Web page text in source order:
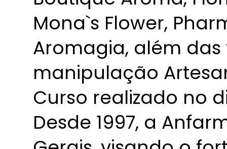
Mona`s Flower,
Aromagia, além
manipulação
Curso realizado no
Desde 1997, a